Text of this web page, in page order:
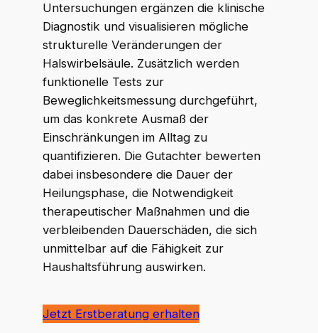
Untersuchungen ergänzen die klinische
Diagnostik und visualisieren mögliche
strukturelle Veränderungen der
Halswirbelsäule. Zusätzlich werden
funktionelle Tests zur
Beweglichkeitsmessung durchgeführt,
um das konkrete Ausmaß der
Einschränkungen im Alltag zu
quantifizieren. Die Gutachter bewerten
dabei insbesondere die Dauer der
Heilungsphase, die Notwendigkeit
therapeutischer Maßnahmen und die
verbleibenden Dauerschäden, die sich
unmittelbar auf die Fähigkeit zur
Haushaltsführung auswirken.
Jetzt Erstberatung erhalten